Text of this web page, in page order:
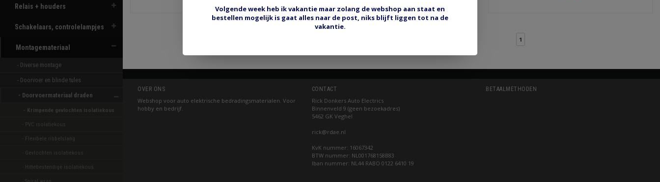
Relais + houders
Schakelaars, controlelampjes
Montagemateriaal
- Diverse montage
- Doorvoer en blinde tules
- Doorvoermateriaal draden
- Krimpende gevlochten isolatiekous
- PVC isolatiekous
- Flexibele ribbelslang
- Gevlochten isolatiekous
- Hittebestendige isolatiekous
Shop now Shop now
1
OVER ONS
Webshop voor auto elektrische bedradingsmaterialen. Voor
hobby en bedrijf.
CONTACT
Rick Donkers Auto Electrics
Binnenveld 9 (geen bezoekadres)
5462 GK Veghel
rick@rdae.nl
KvK nummer: 16067342
BTW nummer: NL001768158B83
Iban nummer: NL44 RABO 0122 6410 19
BETAALMETHODEN
Volgende week heb ik vakantie maar zolang de webshop aan staat en
bestellen mogelijk is gaat alles naar de post, niks blijft liggen tot na de
vakantie.